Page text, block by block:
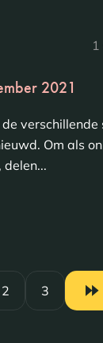
2021
verschillende
Om als
2 3